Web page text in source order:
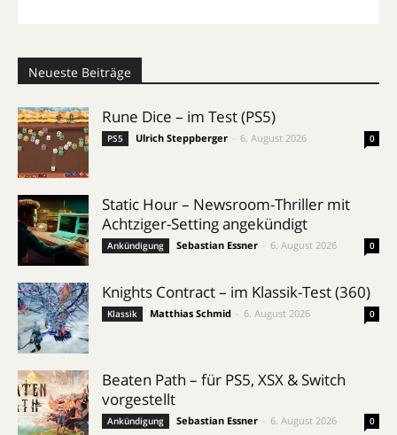
Neueste Beiträge
Rune Dice – im Test (PS5)
PS5 Ulrich Steppberger 6. August 2026 0
Static Hour – Newsroom-Thriller mit
Achtziger-Setting angekündigt
Ankündigung Sebastian Essner 6. August 2026 0
Knights Contract – im Klassik-Test (360)
Klassik Matthias Schmid 6. August 2026 0
Beaten Path – für PS5, XSX & Switch
vorgestellt
Ankündigung Sebastian Essner 6. August 2026 0